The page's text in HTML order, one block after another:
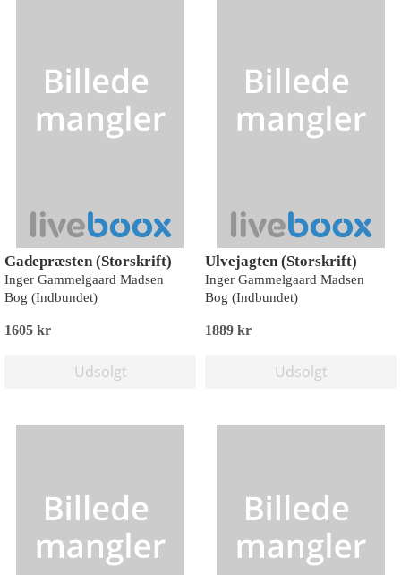
Gadepræsten (Storskrift)
Inger Gammelgaard Madsen
Bog (Indbundet)
1605 kr
Udsolgt
Ulvejagten (Storskrift)
Inger Gammelgaard Madsen
Bog (Indbundet)
1889 kr
Udsolgt